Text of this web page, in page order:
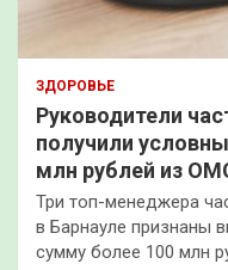
ЗДОРОВЬЕ
Руководители
получили
млн рублей из
Три топ-менеджера
в Барнауле признаны
сумму более 100 млн